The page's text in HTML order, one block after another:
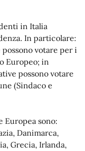
in Italia
In particolare:
votare per i
Europeo; in
possono votare
(Sindaco e
Europea sono:
Danimarca,
Grecia, Irlanda,